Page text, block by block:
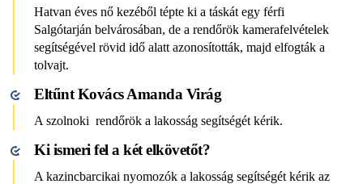
Hatvan éves nő kezéből tépte ki a táskát egy férfi
Salgótarján belvárosában, de a rendőrök kamerafelvételek
segítségével rövid idő alatt azonosították, majd elfogták a
tolvajt.
Eltűnt Kovács Amanda Virág
A szolnoki rendőrök a lakosság segítségét kérik.
Ki ismeri fel a két elkövetőt?
A kazincbarcikai nyomozók a lakosság segítségét kérik az